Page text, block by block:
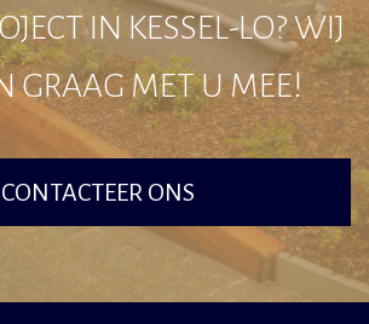
IN KESSEL-LO? WIJ
GRAAG MET U MEE!
CONTACTEER ONS